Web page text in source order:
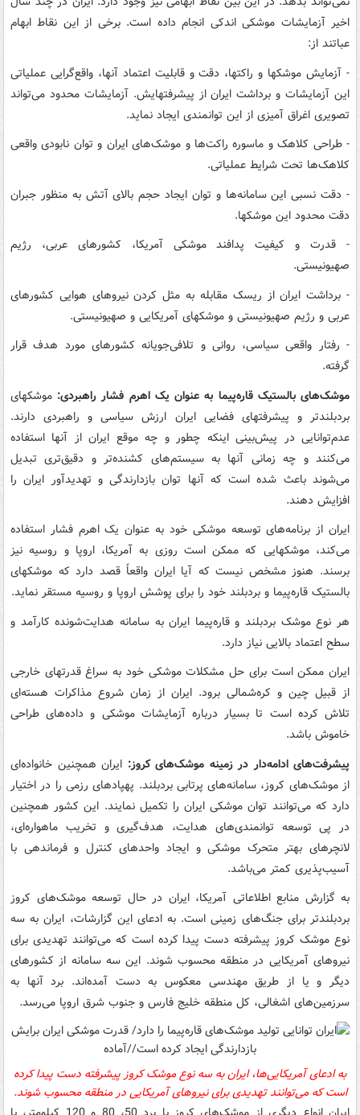
اخیر آزمایشات موشکی اندکی انجام داده است. برخی از این نقاط ابهام
عباتند از:
- آزمایش موشکها و راکتها، دقت و قابلیت اعتماد آنها، واقع‌گرایی عملیاتی
این آزمایشات و برداشت ایران از پیشرفتهایش. آزمایشات محدود می‌تواند
تصویری اغراق آمیزی از این توانمندی ایجاد نماید.
- طراحی کلاهک و ماسوره راکت‌ها و موشک‌های ایران و توان نابودی واقعی
کلاهک‌ها تحت شرایط عملیاتی.
- دقت نسبی این سامانه‌ها و توان ایجاد حجم بالای آتش به منظور جبران
دقت محدود این موشکها.
- قدرت و کیفیت پدافند موشکی آمریکا، کشورهای عربی، رژیم
صهیونیستی.
- برداشت ایران از ریسک مقابله به مثل کردن نیروهای هوایی کشورهای
عربی و رژیم صهیونیستی و موشکهای آمریکایی و صهیونیستی.
- رفتار واقعی سیاسی، روانی و تلافی‌جویانه کشورهای مورد هدف قرار
گرفته.
موشک‌های بالستیک قاره‌پیما به عنوان یک اهرم فشار راهبردی: موشکهای
بردبلندتر و پیشرفتهای فضایی ایران ارزش سیاسی و راهبردی دارند.
عدم‌توانایی در پیش‌بینی اینکه چطور و چه موقع ایران از آنها استفاده
می‌کنند و چه زمانی آنها به سیستم‌های کشنده‌تر و دقیق‌تری تبدیل
می‌شوند باعث شده است که آنها توان بازدارندگی و تهدید‌آور ایران را
افزایش دهند.
ایران از برنامه‌های توسعه موشکی خود به عنوان یک اهرم فشار استفاده
می‌کند، موشکهایی که ممکن است روزی به آمریکا، اروپا و روسیه نیز
برسند. هنوز مشخص نیست که آیا ایران واقعاً قصد دارد که موشکهای
بالستیک قاره‌پیما و برد‌بلند خود را برای پوشش اروپا و روسیه مستقر نماید.
هر نوع موشک بردبلند و قاره‌پیما ایران به سامانه هدایت‌شونده کارآمد و
سطح اعتماد بالایی نیاز دارد.
ایران ممکن است برای حل مشکلات موشکی خود به سراغ قدرتهای خارجی
از قبیل چین و کره‌شمالی برود. ایران از زمان شروع مذاکرات هسته‌ای
تلاش کرده است تا بسیار درباره آزمایشات موشکی و داده‌های طراحی
خاموش باشد.
پیشرفت‌های ادامه‌دار در زمینه موشک‌های کروز: ایران همچنین خانواده‌ای
از موشک‌های کروز، سامانه‌های پرتابی بردبلند. پهپادهای رزمی را در اختیار
دارد که می‌توانند توان موشکی ایران را تکمیل نمایند. این کشور همچنین
در پی توسعه توانمندی‌های هدایت، هدف‌گیری و تخریب ماهواره‌ای،
لانچرهای بهتر متحرک موشکی و ایجاد واحدهای کنترل و فرماندهی با
آسیب‌پذیری کمتر می‌باشد.
به گزارش منابع اطلاعاتی آمریکا، ایران در حال توسعه موشک‌های کروز
بردبلندتر برای جنگ‌های زمینی است. به ادعای این گزارشات، ایران به سه
نوع موشک کروز پیشرفته دست پیدا کرده است که می‌توانند تهدیدی برای
نیروهای آمریکایی در منطقه محسوب شوند. این سه سامانه از کشورهای
دیگر و یا از طریق مهندسی معکوس به دست آمده‌اند. برد آنها به
سرزمین‌های اشغالی، کل منطقه خلیج فارس و جنوب شرق اروپا می‌رسد.
به ادعای آمریکایی‌ها، ایران به سه نوع موشک کروز پیشرفته دست پیدا کرده
است که می‌توانند تهدیدی برای نیروهای آمریکایی در منطقه محسوب شوند.